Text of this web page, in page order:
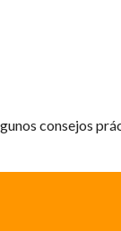
consejos